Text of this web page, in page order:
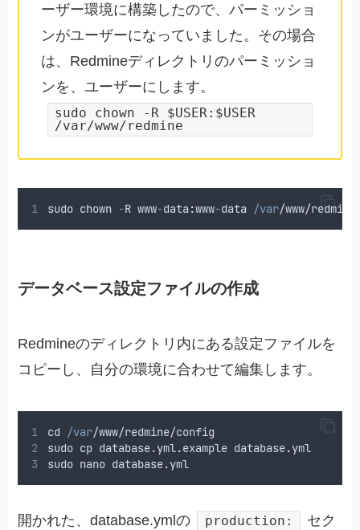
ーザー環境に構築したので、パーミッショ
ンがユーザーになっていました。その場合
は、Redmineディレクトリのパーミッショ
ンを、ユーザーにします。
sudo chown -R $USER:$USER
/var/www/redmine
sudo chown -R www-data:www-data /var/www/redmine
データベース設定ファイルの作成
Redmineのディレクトリ内にある設定ファイルを
コピーし、自分の環境に合わせて編集します。
cd /var/www/redmine/config
sudo cp database.yml.example database.yml
sudo nano database.yml
開かれた、database.ymlの production:
セク